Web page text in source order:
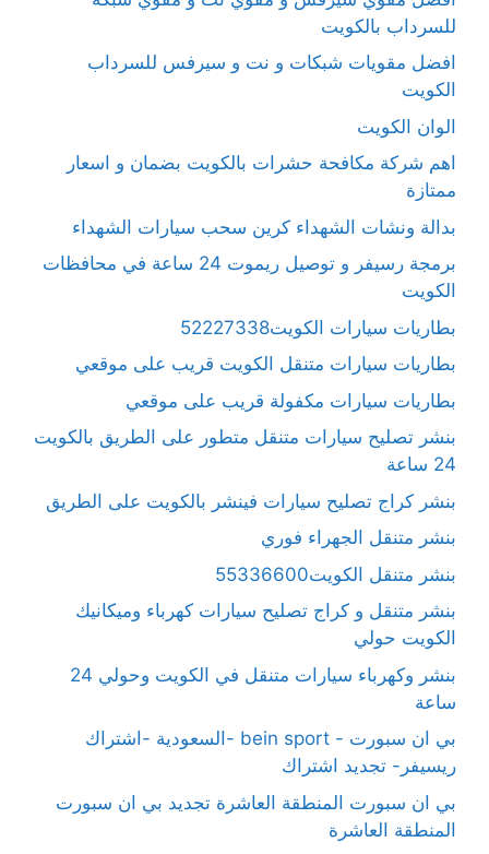
للسرداب بالكويت
افضل مقويات شبكات و نت و سيرفس للسرداب
الكويت
الوان الكويت
اهم شركة مكافحة حشرات بالكويت بضمان و اسعار
ممتازة
بدالة ونشات الشهداء كرين سحب سيارات الشهداء
برمجة رسيفر و توصيل ريموت 24 ساعة في محافظات
الكويت
بطاريات سيارات الكويت52227338
بطاريات سيارات متنقل الكويت قريب على موقعي
بطاريات سيارات مكفولة قريب على موقعي
بنشر تصليح سيارات متنقل متطور على الطريق بالكويت
24 ساعة
بنشر كراج تصليح سيارات فينشر بالكويت على الطريق
بنشر متنقل الجهراء فوري
بنشر متنقل الكويت55336600
بنشر متنقل و كراج تصليح سيارات كهرباء وميكانيك
الكويت حولي
بنشر وكهرباء سيارات متنقل في الكويت وحولي 24
ساعة
بي ان سبورت - bein sport -السعودية -اشتراك
ريسيفر- تجديد اشتراك
بي ان سبورت المنطقة العاشرة تجديد بي ان سبورت
المنطقة العاشرة